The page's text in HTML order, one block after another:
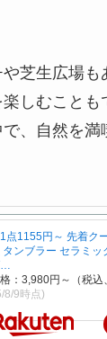
芝生広場も
しむことも
、自然を満
1点1155円～ 先着ク
タンブラー セラミッ
…
：3,980円～（税込
8/9時点)